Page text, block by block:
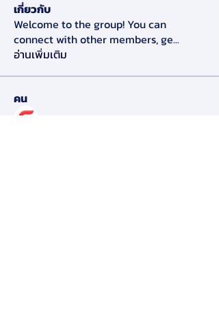
เกี่ยวกับ
Welcome to the group! You can
connect with other members, ge...
อ่านเพิ่มเติม
คน